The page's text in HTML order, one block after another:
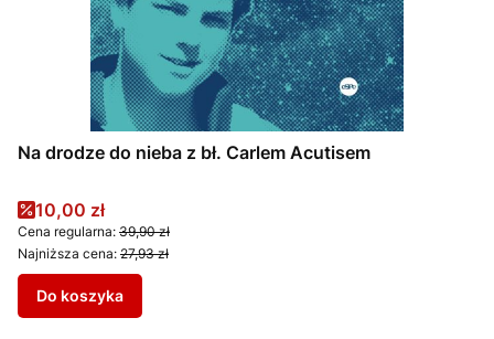
Na drodze do nieba z bł. Carlem Acutisem
Cena promocyjna
10,00 zł
Cena regularna: 39,90 zł
Najniższa cena: 27,93 zł
Do koszyka